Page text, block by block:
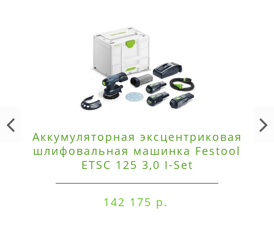
Аккумуляторная эксцентриковая
шлифовальная машинка Festool
ETSC 125 3,0 I-Set
142 175 р.